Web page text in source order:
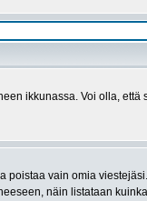
ikkunassa. Voi olla,
poistaa vain omia
näin listataan